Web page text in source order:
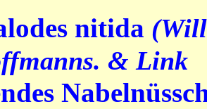
nitida
& Link